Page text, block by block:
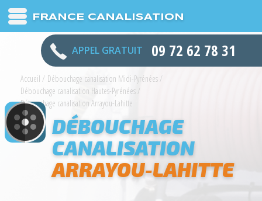
FRANCE CANALISATION
APPEL GRATUIT 09 72 62 78 31
Accueil / Débouchage canalisation Midi-Pyrénées/
Débouchage canalisation Hautes-Pyrénées /
Débouchage canalisation Arrayou-Lahitte
DÉBOUCHAGE
CANALISATION
ARRAYOU-LAHITTE